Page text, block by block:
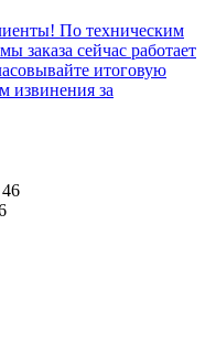
По техническим
заказа сейчас работает
итоговую
извинения за